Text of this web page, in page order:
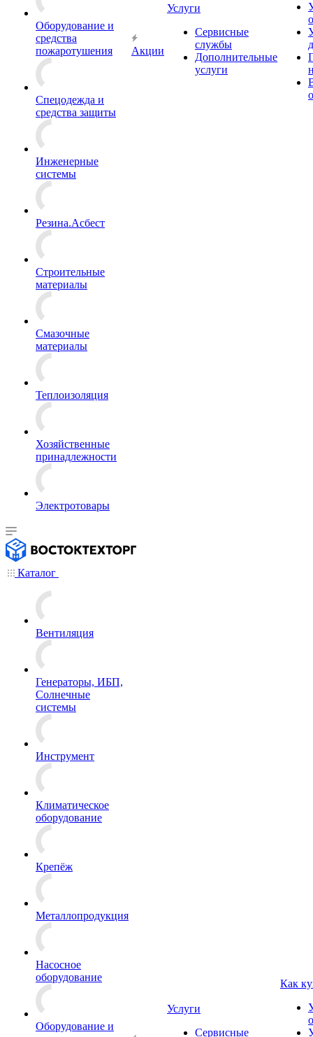
Оборудование и
средства
пожаротушения
Спецодежда и
средства защиты
Инженерные
системы
Резина.Асбест
Строительные
материалы
Смазочные
материалы
Теплоизоляция
Хозяйственные
принадлежности
Электротовары
Акции
Услуги
Сервисные
службы
Дополнительные
услуги
Каталог
Вентиляция
Генераторы, ИБП,
Солнечные
системы
Инструмент
Климатическое
оборудование
Крепёж
Металлопродукция
Насосное
оборудование
Оборудование и
Услуги
Сервисные
Как